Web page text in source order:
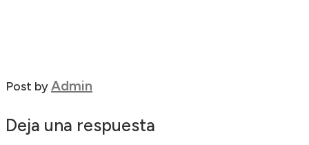
Post byAdmin
Deja una respuesta